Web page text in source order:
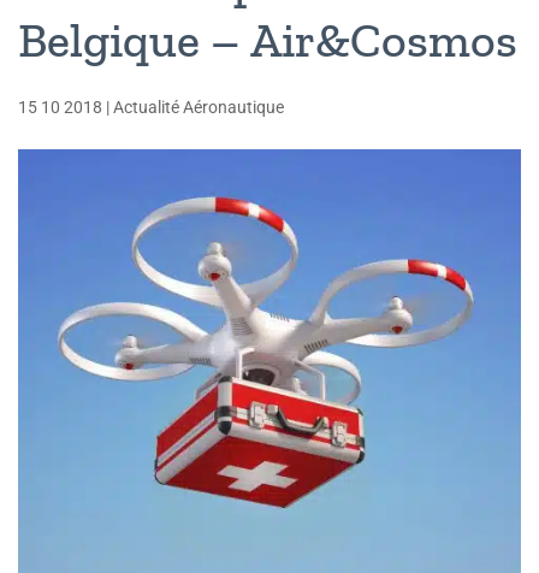
Belgique – Air&Cosmos
15 10 2018 |Actualité Aéronautique